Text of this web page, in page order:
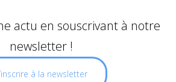
actu en souscrivant à notre
newsletter !
à la newsletter